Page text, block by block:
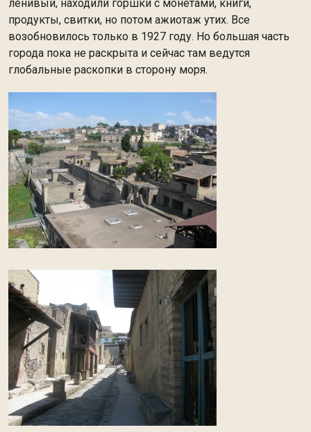
ленивый, находили горшки с монетами, книги,
продукты, свитки, но потом ажиотаж утих. Все
возобновилось только в 1927 году. Но большая часть
города пока не раскрыта и сейчас там ведутся
глобальные раскопки в сторону моря.